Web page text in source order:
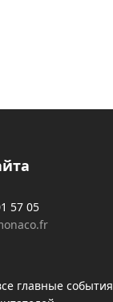
57 05
главные события